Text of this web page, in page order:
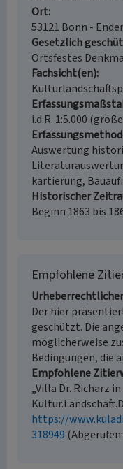
Ort
53121 Bonn -
Gesetzlich
Ortsfestes
Fachsicht(en)
i.d.R. 1:5.000
Auswertung
kartierung,
Historischer
Beginn 1863 bis
Empfohlene
Der hier
geschützt. Die
möglicherweise
Bedingungen, die
Empfohlene
„Villa Dr. Richarz
https://
318949